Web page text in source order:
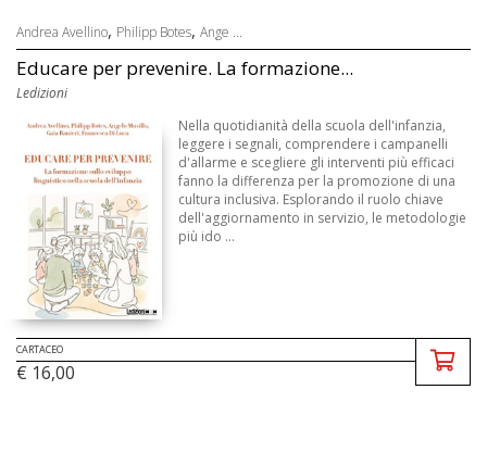
Andrea Avellino, Philipp Botes, Ange ...
Educare per prevenire. La formazione...
Ledizioni
Nella quotidianità della scuola dell'infanzia,
leggere i segnali, comprendere i campanelli
d'allarme e scegliere gli interventi più efficaci
fanno la differenza per la promozione di una
cultura inclusiva. Esplorando il ruolo chiave
dell'aggiornamento in servizio, le metodologie
più ido ...
CARTACEO
€ 16,00